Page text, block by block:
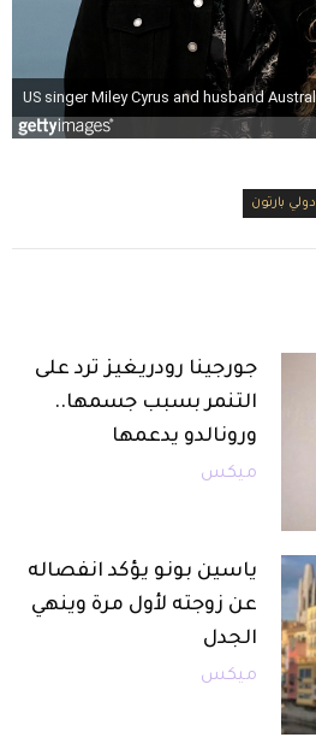
دولي بارتون
جورجينا رودريغيز ترد على
التنمر بسبب جسمها..
ورونالدو يدعمها
ميكس
ياسين بونو يؤكد انفصاله
عن زوجته لأول مرة وينهي
الجدل
ميكس